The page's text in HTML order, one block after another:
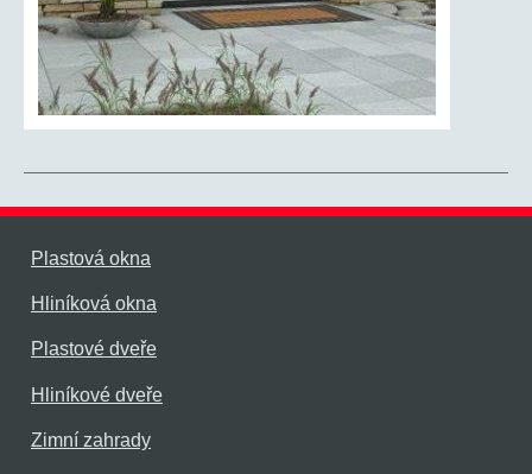
Plastová okna
Hliníková okna
Plastové dveře
Hliníkové dveře
Zimní zahrady